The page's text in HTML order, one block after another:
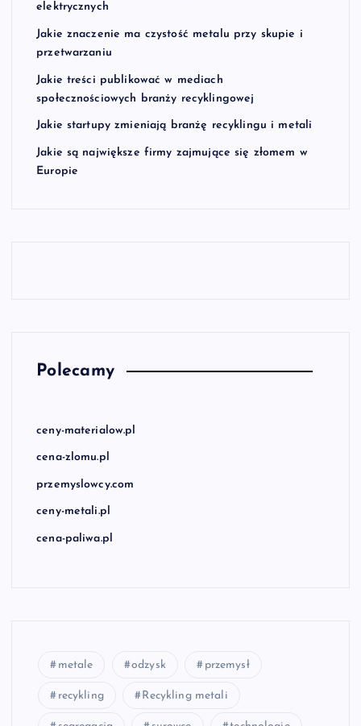
elektrycznych
Jakie znaczenie ma czystość metalu przy skupie i
przetwarzaniu
Jakie treści publikować w mediach
społecznościowych branży recyklingowej
Jakie startupy zmieniają branżę recyklingu i metali
Jakie są największe firmy zajmujące się złomem w
Europie
Polecamy
ceny-materialow.pl
cena-zlomu.pl
przemyslowcy.com
ceny-metali.pl
cena-paliwa.pl
metale odzysk przemysł
recykling Recykling metali